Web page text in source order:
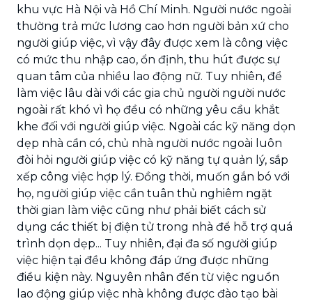
khu vực Hà Nội và Hồ Chí Minh. Người nước ngoài
thường trả mức lương cao hơn người bản xứ cho
người giúp việc, vì vậy đây được xem là công việc
có mức thu nhập cao, ổn định, thu hút được sự
quan tâm của nhiều lao động nữ. Tuy nhiên, để
làm việc lâu dài với các gia chủ người người nước
ngoài rất khó vì họ đều có những yêu cầu khắt
khe đối với người giúp việc. Ngoài các kỹ năng dọn
dẹp nhà cần có, chủ nhà người nước ngoài luôn
đòi hỏi người giúp việc có kỹ năng tự quản lý, sắp
xếp công việc hợp lý. Đồng thời, muốn gắn bó với
họ, người giúp việc cần tuân thủ nghiêm ngặt
thời gian làm việc cũng như phải biết cách sử
dụng các thiết bị điện tử trong nhà để hỗ trợ quá
trình dọn dẹp... Tuy nhiên, đại đa số người giúp
việc hiện tại đều không đáp ứng được những
điều kiện này. Nguyên nhân đến từ việc nguồn
lao động giúp việc nhà không được đào tạo bài